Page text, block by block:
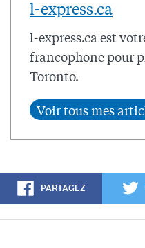
l-express.ca
l-express.ca est
francophone pour
Toronto.
PARTAGEZ